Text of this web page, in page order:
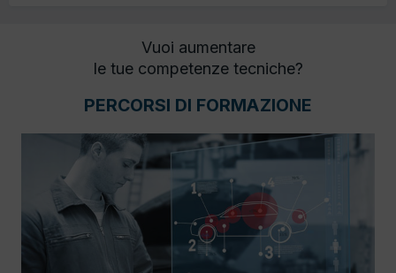
Vuoi aumentare
le tue competenze tecniche?
PERCORSI DI FORMAZIONE